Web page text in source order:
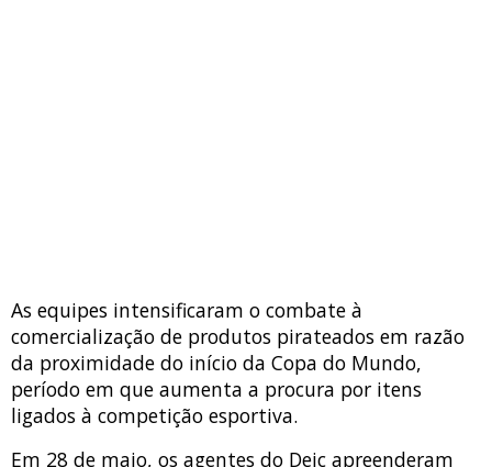
As equipes intensificaram o combate à
comercialização de produtos pirateados em razão
da proximidade do início da Copa do Mundo,
período em que aumenta a procura por itens
ligados à competição esportiva.
Em 28 de maio, os agentes do Deic apreenderam